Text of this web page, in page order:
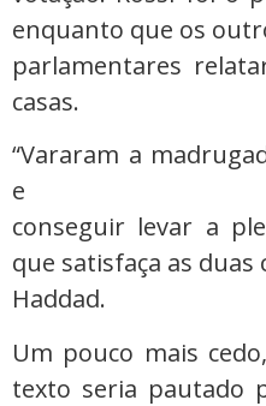
enquanto que os
parlamentares
casas.
“Vararam a
e
conseguir levar a
que satisfaça as duas
Haddad.
Um pouco mais
texto seria pautado